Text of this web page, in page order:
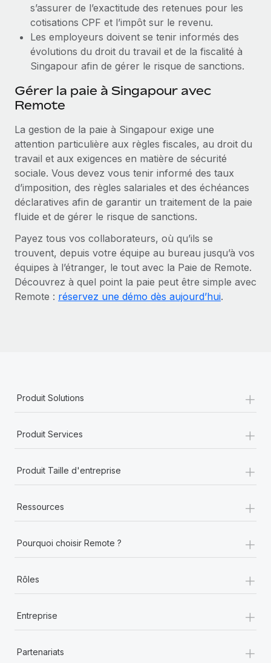
s’assurer de l’exactitude des retenues pour les
cotisations CPF et l’impôt sur le revenu.
Les employeurs doivent se tenir informés des
évolutions du droit du travail et de la fiscalité à
Singapour afin de gérer le risque de sanctions.
Gérer la paie à Singapour avec
Remote
La gestion de la paie à Singapour exige une
attention particulière aux règles fiscales, au droit du
travail et aux exigences en matière de sécurité
sociale. Vous devez vous tenir informé des taux
d’imposition, des règles salariales et des échéances
déclaratives afin de garantir un traitement de la paie
fluide et de gérer le risque de sanctions.
Payez tous vos collaborateurs, où qu’ils se
trouvent, depuis votre équipe au bureau jusqu’à vos
équipes à l’étranger, le tout avec la Paie de Remote.
Découvrez à quel point la paie peut être simple avec
Remote : réservez une démo dès aujourd’hui.
Produit Solutions +
Produit Services +
Produit Taille d'entreprise +
Ressources +
Pourquoi choisir Remote ? +
Rôles +
Entreprise +
Partenariats +